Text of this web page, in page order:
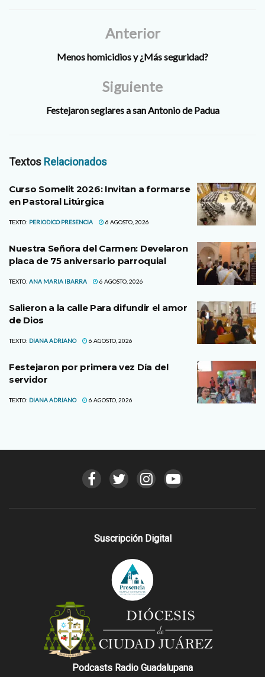
Anterior
Menos homicidios y ¿Más seguridad?
Siguiente
Festejaron seglares a san Antonio de Padua
Textos Relacionados
Curso Somelit 2026: Invitan a formarse
en Pastoral Litúrgica
TEXTO: PERIODICO PRESENCIA 6 AGOSTO, 2026
Nuestra Señora del Carmen: Develaron
placa de 75 aniversario parroquial
TEXTO: ANA MARIA IBARRA 6 AGOSTO, 2026
Salieron a la calle Para difundir el amor
de Dios
TEXTO: DIANA ADRIANO 6 AGOSTO, 2026
Festejaron por primera vez Día del
servidor
TEXTO: DIANA ADRIANO 6 AGOSTO, 2026
Suscripción Digital
Podcasts Radio Guadalupana